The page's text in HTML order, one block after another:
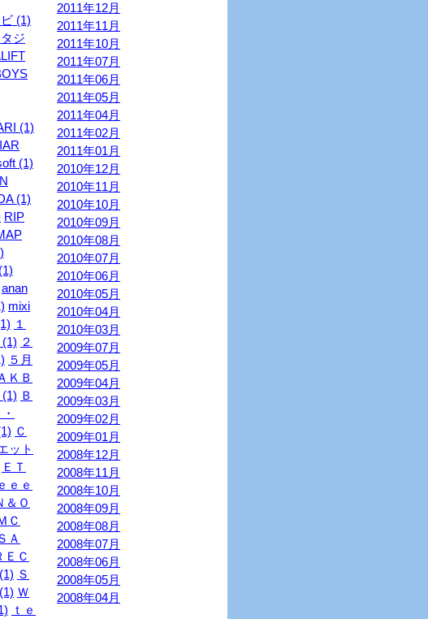
(1)
ジ
(1)
(1)
(1)
RIP
anan
mixi
１
(1) ２
５月
ＫＢ
Ｂ
Ｃ
ット
ＥＴ
ｅｅ
＆Ｏ
Ｃ
Ａ
ＥＣ
Ｓ
Ｗ
ｔｅ
2011年12月
2011年11月
2011年10月
2011年07月
2011年06月
2011年05月
2011年04月
2011年02月
2011年01月
2010年12月
2010年11月
2010年10月
2010年09月
2010年08月
2010年07月
2010年06月
2010年05月
2010年04月
2010年03月
2009年07月
2009年05月
2009年04月
2009年03月
2009年02月
2009年01月
2008年12月
2008年11月
2008年10月
2008年09月
2008年08月
2008年07月
2008年06月
2008年05月
2008年04月